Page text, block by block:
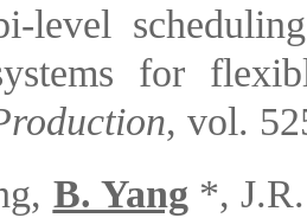
level
for
, vol.
B. Yang *,